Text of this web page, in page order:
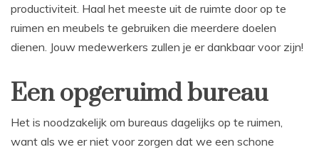
productiviteit. Haal het meeste uit de ruimte door op te
ruimen en meubels te gebruiken die meerdere doelen
dienen. Jouw medewerkers zullen je er dankbaar voor zijn!
Een opgeruimd bureau
Het is noodzakelijk om bureaus dagelijks op te ruimen,
want als we er niet voor zorgen dat we een ​​schone